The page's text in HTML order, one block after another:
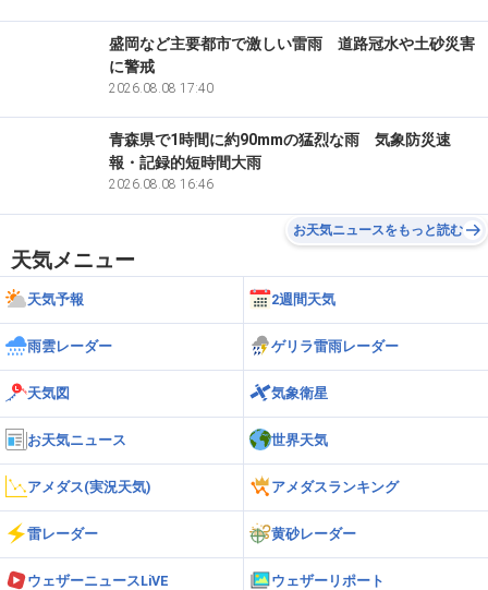
盛岡など主要都市で激しい雷雨 道路冠水や土砂災害
に警戒
2026.08.08 17:40
青森県で1時間に約90mmの猛烈な雨 気象防災速
報・記録的短時間大雨
2026.08.08 16:46
お天気ニュースをもっと読む
天気メニュー
天気予報 2週間天気
雨雲レーダー ゲリラ雷雨レーダー
天気図 気象衛星
お天気ニュース 世界天気
アメダス(実況天気) アメダスランキング
雷レーダー 黄砂レーダー
ウェザーニュースLiVE ウェザーリポート